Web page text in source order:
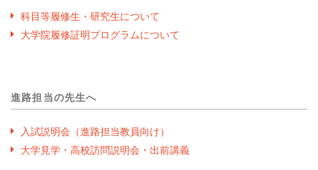
科目等履修生・研究生について
大学院履修証明プログラムについて
進路担当の先生へ
入試説明会（進路担当教員向け）
大学見学・高校訪問説明会・出前講義